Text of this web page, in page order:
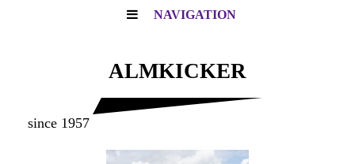
NAVIGATION
ALMKICKER
since 1957